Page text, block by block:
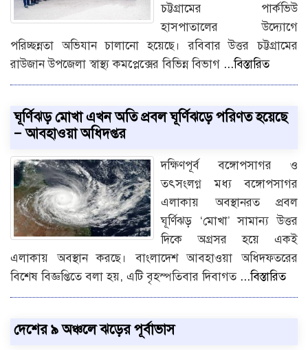
চট্টগ্রামের পার্কভিউ
হাসপাতালের উদ্যোগে
পরিচ্ছন্নতা অভিযান চালানো হয়েছে। রবিবার উত্তর চট্টগ্রামের
রাউজান উপজেলা স্বাস্থ্য কমপ্লেক্সের বিভিন্ন বিভাগ ...বিস্তারিত
ঘূর্ণিঝড় মোখা এখন অতি প্রবল ঘূর্ণিঝড়ে পরিণত হয়েছে
– আবহাওয়া অধিদপ্তর
দক্ষিণপূর্ব বঙ্গোপসাগর ও
তৎসংলগ্ন মধ্য বঙ্গোপসাগর
এলাকায় অবস্থানরত প্রবল
ঘূর্ণিঝড় ‘মোখা’ সামান্য উত্তর
দিকে অগ্রসর হয়ে একই
এলাকায় অবস্থান করছে। বাংলাদেশ আবহাওয়া অধিদফতরের
বিশেষ বিজ্ঞপ্তিতে বলা হয়, এটি বৃহস্পতিবার দিবাগত ...বিস্তারিত
দেশের ৯ অঞ্চলে ঝড়ের পূর্বাভাস